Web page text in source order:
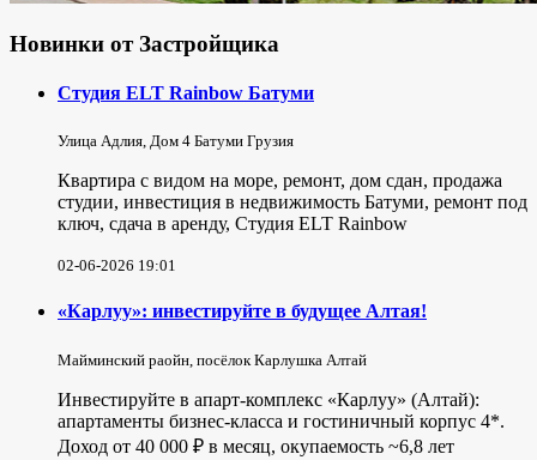
Новинки от Застройщика
Студия ELT Rainbow Батуми
Улица Адлия, Дом 4 Батуми Грузия
Квартира с видом на море, ремонт, дом сдан, продажа
студии, инвестиция в недвижимость Батуми, ремонт под
ключ, сдача в аренду, Студия ELT Rainbow
02-06-2026 19:01
«Карлуу»: инвестируйте в будущее Алтая!
Майминский раойн, посёлок Карлушка Алтай
Инвестируйте в апарт-комплекс «Карлуу» (Алтай):
апартаменты бизнес-класса и гостиничный корпус 4*.
Доход от 40 000 ₽ в месяц, окупаемость ~6,8 лет